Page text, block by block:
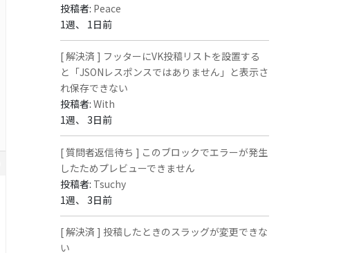
投稿者: Peace
1週、 1日前
[ 解決済 ] フッターにVK投稿リストを設置する
と「JSONレスポンスではありません」と表示さ
れ保存できない
投稿者:With
1週、 3日前
[ 質問者返信待ち ] このブロックでエラーが発生
したためプレビューできません
投稿者: Tsuchy
1週、 3日前
[ 解決済 ] 投稿したときのスラッグが変更できな
い